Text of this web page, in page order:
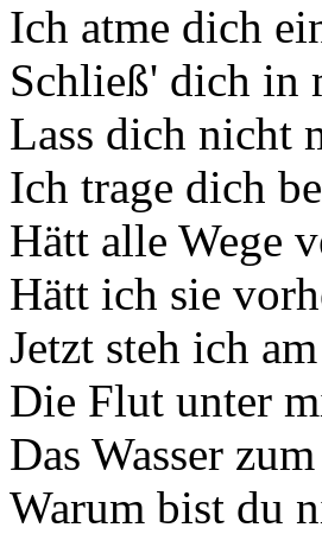
Ich atme dich
Schließ' dich in
Lass dich nicht
Ich trage dich
Hätt alle Wege
Hätt ich sie
Jetzt steh ich
Die Flut unter
Das Wasser
Warum bist du